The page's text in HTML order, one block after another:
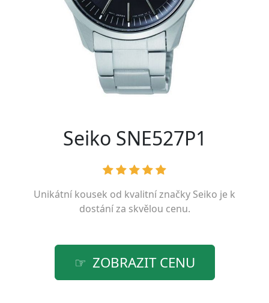
Seiko SNE527P1
Unikátní kousek od kvalitní značky Seiko je k
dostání za skvělou cenu.
ZOBRAZIT CENU